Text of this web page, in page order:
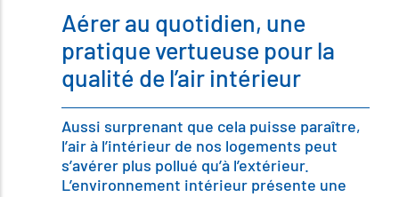
Aérer au quotidien, une
pratique vertueuse pour la
qualité de l’air intérieur
Aussi surprenant que cela puisse paraître,
l’air à l’intérieur de nos logements peut
s’avérer plus pollué qu’à l’extérieur.
L’environnement intérieur présente une